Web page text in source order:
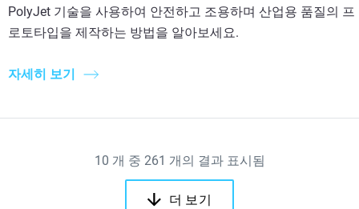
PolyJet 기술을 사용하여 안전하고 조용하며 산업용 품질의 프
로토타입을 제작하는 방법을 알아보세요.
자세히 보기
10 개 중 261 개의 결과 표시됨
더 보기